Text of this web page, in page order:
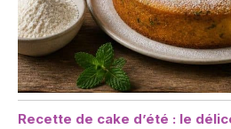
Recette de cake d’été : le